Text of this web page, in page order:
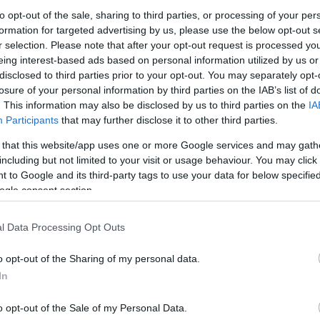
opt-out of the sale, sharing to third parties, or processing of your
for targeted advertising by us, please use the below opt-out
selection. Please note that after your opt-out request is processed
interest-based ads based on personal information utilized by us
to third parties prior to your opt-out. You may separately
of your personal information by third parties on the IAB’s list of
This information may also be disclosed by us to third parties on the
Participants that may further disclose it to other third parties.
that this website/app uses one or more Google services and may
but not limited to your visit or usage behaviour. You may
to Google and its third-party tags to use your data for below
consent section.
Data Processing Opt Outs
opt-out of the Sharing of my personal data.
opt-out of the Sale of my Personal Data.
Link másolása
három szívműtéten is átesett. A
sikerült újra megerősödnie és teljes
kulcsszerepet játszott abban, hogy Inti
Ebben a cikkben megvizsgáljuk,
hogy újjászülessen.